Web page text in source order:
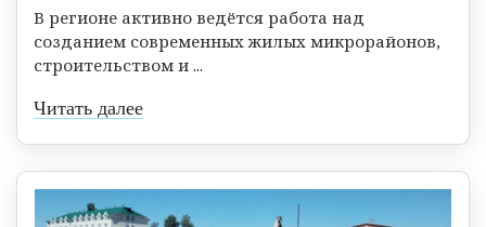
В регионе активно ведётся работа над
созданием современных жилых микрорайонов,
строительством и ...
Читать далее